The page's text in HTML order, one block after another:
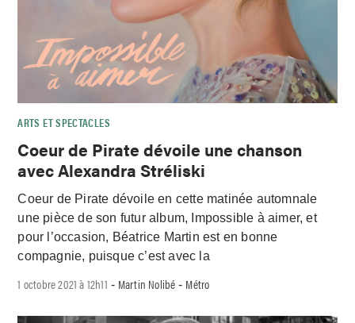
ARTS ET SPECTACLES
Coeur de Pirate dévoile une chanson
avec Alexandra Stréliski
Coeur de Pirate dévoile en cette matinée automnale
une pièce de son futur album, Impossible à aimer, et
pour l’occasion, Béatrice Martin est en bonne
compagnie, puisque c’est avec la
1 octobre 2021 à 12h11 - Martin Nolibé - Métro